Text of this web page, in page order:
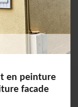
en peinture
facade